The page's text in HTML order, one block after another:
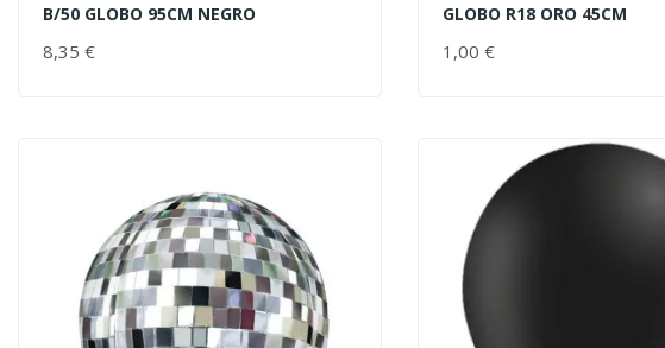
B/50 GLOBO 95CM NEGRO
8,35 €AÑADIR AL CARRITO
GLOBO R18 ORO 45CM
1,00 €AÑADIR AL CARRITO